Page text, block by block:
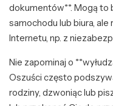
dokumentów**. Mogą to
samochodu lub biura,
Internetu, np. z
Nie zapominaj o
Oszuści często
rodziny, dzwoniąc lub